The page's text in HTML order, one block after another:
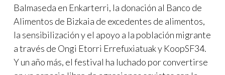
Balmaseda en Enkarterri, la donación al Banco de
Alimentos de Bizkaia de excedentes de alimentos,
la sensibilización y el apoyo a la población migrante
a través de Ongi Etorri Errefuxiatuak y KoopSF34.
Y un año más, el festival ha luchado por convertirse